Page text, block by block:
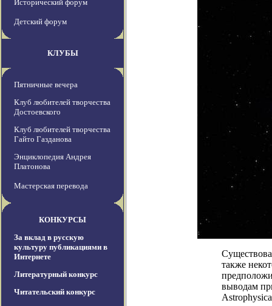
Исторический форум
Детский форум
КЛУБЫ
Пятничные вечера
Клуб любителей творчества
Достоевского
Клуб любителей творчества
Гайто Газданова
Энциклопедия Андрея
Платонова
Мастерская перевода
КОНКУРСЫ
За вклад в русскую
культуру публикациями в
Интернете
Литературный конкурс
Читательский конкурс
также
выводам